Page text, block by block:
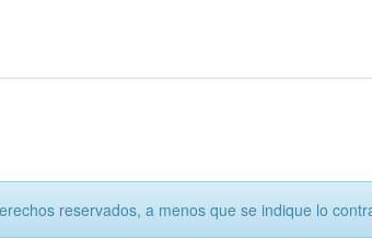
reservados, a menos que se indique lo